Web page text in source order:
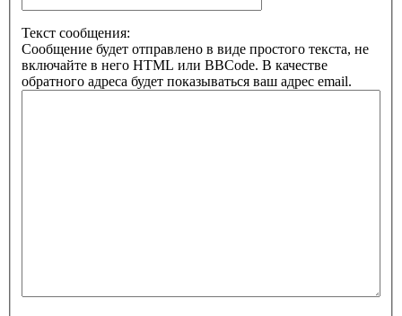
Текст сообщения:
Сообщение будет отправлено в виде простого текста, не
включайте в него HTML или BBCode. В качестве
обратного адреса будет показываться ваш адрес email.